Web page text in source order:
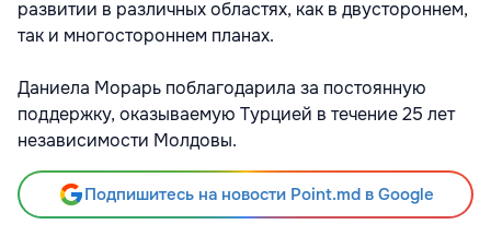
развитии в различных областях, как в двустороннем,
так и многостороннем планах.
Даниела Морарь поблагодарила за постоянную
поддержку, оказываемую Турцией в течение 25 лет
независимости Молдовы.
Подпишитесь на новости Point.md в Google